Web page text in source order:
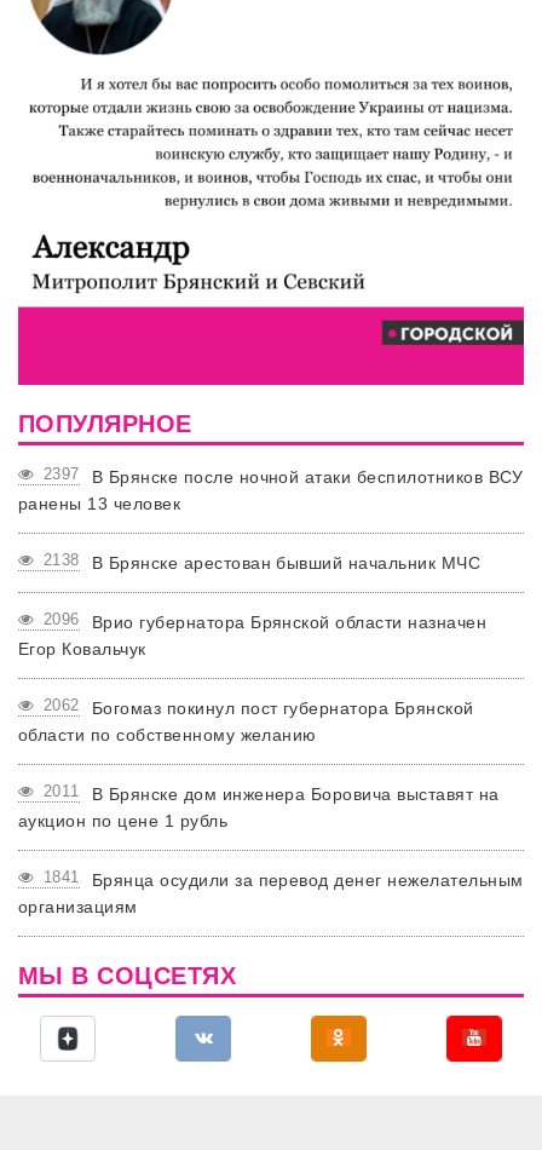
ПОПУЛЯРНОЕ
2397
В Брянске после ночной атаки беспилотников ВСУ
ранены 13 человек
2138 В Брянске арестован бывший начальник МЧС
2096
Врио губернатора Брянской области назначен
Егор Ковальчук
2062
Богомаз покинул пост губернатора Брянской
области по собственному желанию
2011
В Брянске дом инженера Боровича выставят на
аукцион по цене 1 рубль
1841
Брянца осудили за перевод денег нежелательным
организациям
МЫ В СОЦСЕТЯХ